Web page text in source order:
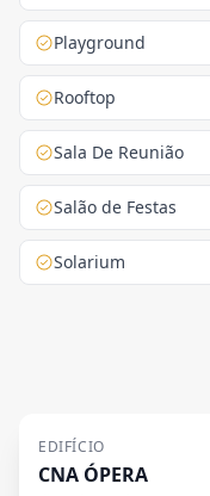
Playground
Rooftop
Sala De Reunião
Salão de Festas
Solarium
EDIFÍCIO
CNA ÓPERA